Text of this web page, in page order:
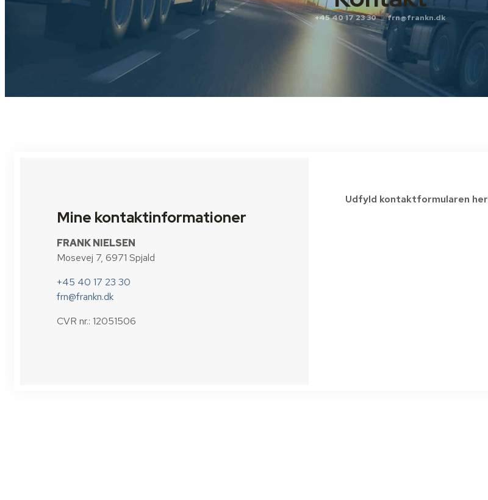
+45 40 17 23 30 frn@frankn.dk
Mine kontaktinformationer
FRANK NIELSEN
Mosevej 7, 6971 Spjald
+45 40 17 23 30
frn@frankn.dk
CVR nr.: 12051506
Udfyld kontaktformularen her